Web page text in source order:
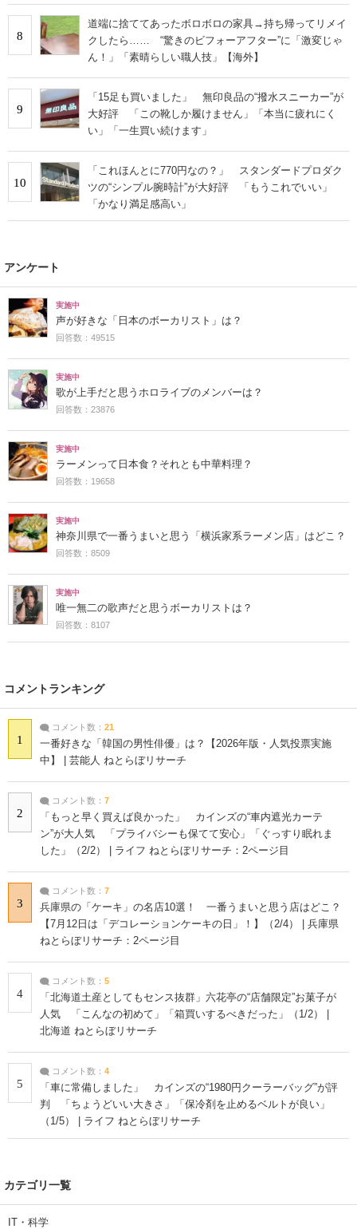
8
道端に捨ててあったボロボロの家具→持ち帰ってリメイ
クしたら…… “驚きのビフォーアフター”に「激変じゃ
ん！」「素晴らしい職人技」【海外】
9
「15足も買いました」 無印良品の“撥水スニーカー”が
大好評 「この靴しか履けません」「本当に疲れにく
い」「一生買い続けます」
10
「これほんとに770円なの？」 スタンダードプロダク
ツの“シンプル腕時計”が大好評 「もうこれでいい」
「かなり満足感高い」
アンケート
実施中
声が好きな「日本のボーカリスト」は？
回答数：49515
実施中
歌が上手だと思うホロライブのメンバーは？
回答数：23876
実施中
ラーメンって日本食？それとも中華料理？
回答数：19658
実施中
神奈川県で一番うまいと思う「横浜家系ラーメン店」はどこ？
回答数：8509
実施中
唯一無二の歌声だと思うボーカリストは？
回答数：8107
コメントランキング
1
コメント数： 21
一番好きな「韓国の男性俳優」は？【2026年版・人気投票実施
中】 | 芸能人 ねとらぼリサーチ
2
コメント数： 7
「もっと早く買えば良かった」 カインズの“車内遮光カーテ
ン”が大人気 「プライバシーも保てて安心」「ぐっすり眠れま
した」（2/2） | ライフ ねとらぼリサーチ：2ページ目
3
コメント数： 7
兵庫県の「ケーキ」の名店10選！ 一番うまいと思う店はどこ？
【7月12日は「デコレーションケーキの日」！】（2/4） | 兵庫県
ねとらぼリサーチ：2ページ目
4
コメント数： 5
「北海道土産としてもセンス抜群」六花亭の“店舗限定”お菓子が
人気 「こんなの初めて」「箱買いするべきだった」（1/2） |
北海道 ねとらぼリサーチ
5
コメント数： 4
「車に常備しました」 カインズの“1980円クーラーバッグ”が評
判 「ちょうどいい大きさ」「保冷剤を止めるベルトが良い」
（1/5） | ライフ ねとらぼリサーチ
カテゴリ一覧
IT・科学